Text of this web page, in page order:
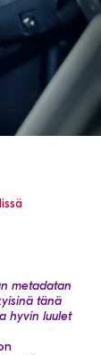
metadatan
tänä
hyvin luulet